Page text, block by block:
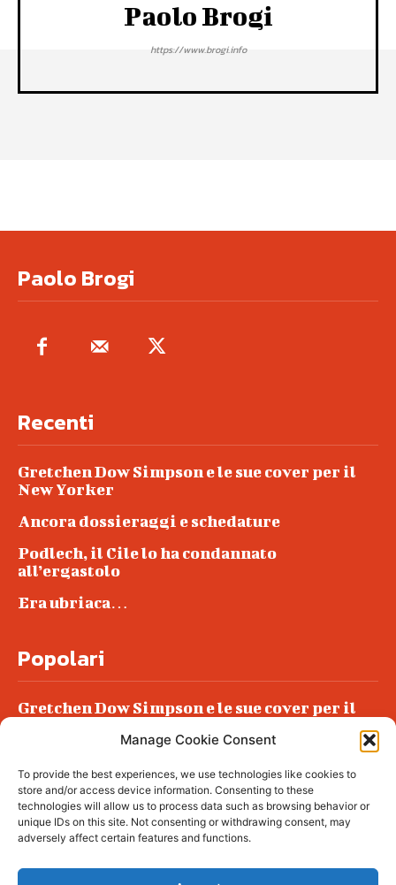
Manage Cookie Consent
To provide the best experiences, we use technologies like cookies to
store and/or access device information. Consenting to these
technologies will allow us to process data such as browsing behavior or
unique IDs on this site. Not consenting or withdrawing consent, may
adversely affect certain features and functions.
Paolo Brogi
https://www.brogi.info
Paolo Brogi
Recenti
Gretchen Dow Simpson e le sue cover per il
New Yorker
Ancora dossieraggi e schedature
Podlech, il Cile lo ha condannato
all’ergastolo
Era ubriaca…
Popolari
Gretchen Dow Simpson e le sue cover per il
Podlech, il Cile lo ha condannato
all’ergastolo
Era ubriaca…